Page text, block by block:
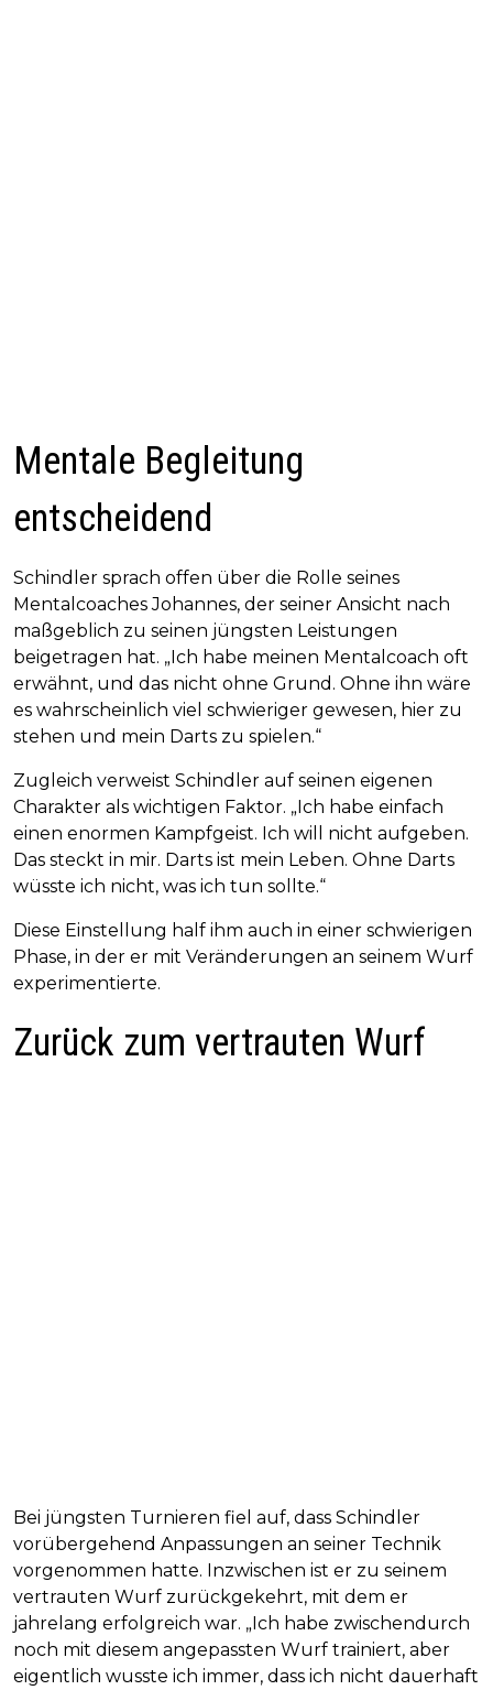
Mentale Begleitung
entscheidend
Schindler sprach offen über die Rolle seines
Mentalcoaches Johannes, der seiner Ansicht nach
maßgeblich zu seinen jüngsten Leistungen
beigetragen hat. „Ich habe meinen Mentalcoach oft
erwähnt, und das nicht ohne Grund. Ohne ihn wäre
es wahrscheinlich viel schwieriger gewesen, hier zu
stehen und mein Darts zu spielen.“
Zugleich verweist Schindler auf seinen eigenen
Charakter als wichtigen Faktor. „Ich habe einfach
einen enormen Kampfgeist. Ich will nicht aufgeben.
Das steckt in mir. Darts ist mein Leben. Ohne Darts
wüsste ich nicht, was ich tun sollte.“
Diese Einstellung half ihm auch in einer schwierigen
Phase, in der er mit Veränderungen an seinem Wurf
experimentierte.
Zurück zum vertrauten Wurf
Bei jüngsten Turnieren fiel auf, dass Schindler
vorübergehend Anpassungen an seiner Technik
vorgenommen hatte. Inzwischen ist er zu seinem
vertrauten Wurf zurückgekehrt, mit dem er
jahrelang erfolgreich war. „Ich habe zwischendurch
noch mit diesem angepassten Wurf trainiert, aber
eigentlich wusste ich immer, dass ich nicht dauerhaft